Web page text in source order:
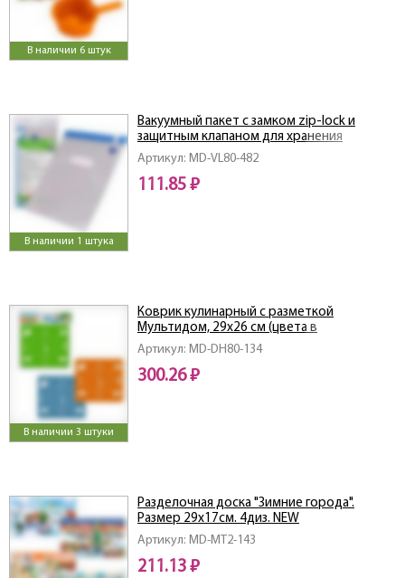
В наличии 6 штук
В наличии 1 штука
Артикул: MD-VL80-482
Вакуумный пакет с замком zip-lock и
защитным клапаном для хранения
продуктов многоразов. 26х34см NEW
111.85 ₽
В наличии 3 штуки
Артикул: MD-DH80-134
Коврик кулинарный с разметкой
Мультидом, 29х26 см (цвета в
ассортименте) (68.103)
300.26 ₽
Артикул: MD-МТ2-143
Разделочная доска "Зимние города".
Размер 29х17см. 4диз. NEW
211.13 ₽